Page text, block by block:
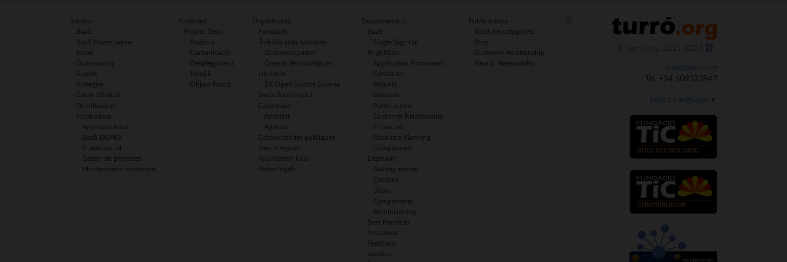
Serveis
BaaS
BaaS Home Server
Email
Outsourcing
Suport
Sinergies
Casos d'Estudi
Distribuïdors
Incubadora
Anem per feina
BaaS DEMO
El més social
Gestor de projectes
Manteniment informàtic
Projectes
Project Desk
Android
Comunicació
Desplegament
JavaEE
Object Pascal
Organització
Fundació
Treballa amb nosaltres
Desenvolupador
Creació de continguts
Llicència
ZK Open Source License
Socis Tecnològics
Calendaris
Activitat
Agenda
Convocatòries públiques
Descàrregues
Foundation Hub
Notes legals
Documentació
BaaS
Single Sign On
BrightSide
Application Framework
Contactes
Adjunts
Dossiers
Publicacions
Customer Relationship
Financials
Resource Planning
Components
Elephant
Getting started
Content
Users
Components
Administering
Best Practices
Processos
Feedback
Javadoc
Publicacions
Totes les categories
Blog
Customer Relationship
New & Noteworthy
© turro.org, 2011-2024
lluis@turro.org
Tel. +34 609323947
Select Language